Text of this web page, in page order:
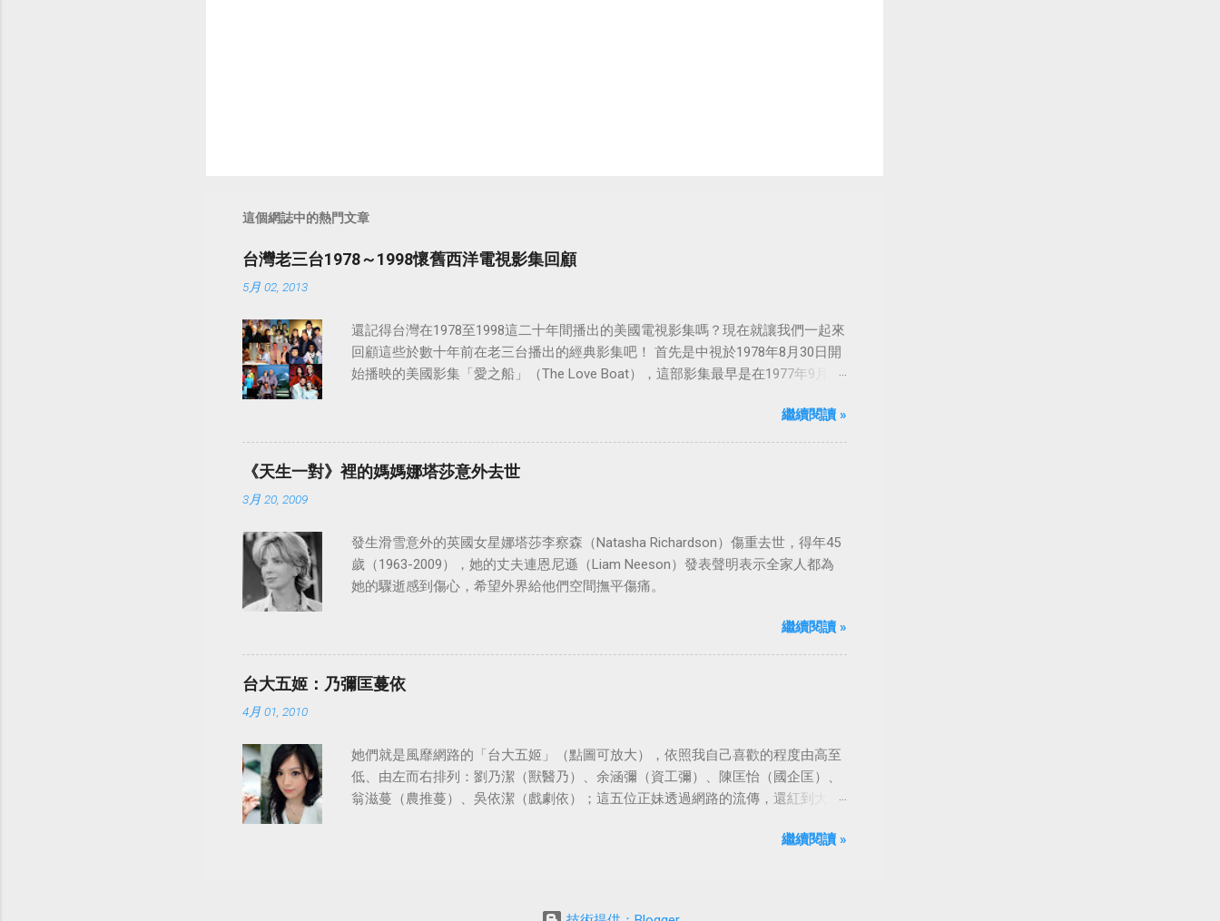
這個網誌中的熱門文章
台灣老三台1978～1998懷舊西洋電視影集回顧
5月 02, 2013
還記得台灣在1978至1998這二十年間播出的美國電視影集嗎？現在就讓我們一起來
回顧這些於數十年前在老三台播出的經典影集吧！ 首先是中視於1978年8月30日開
始播映的美國影集「愛之船」（The Love Boat），這部影集最早是在1977年9月24
繼續閱讀 »
《天生一對》裡的媽媽娜塔莎意外去世
3月 20, 2009
發生滑雪意外的英國女星娜塔莎李察森（Natasha Richardson）傷重去世，得年45
歲（1963-2009），她的丈夫連恩尼遜（Liam Neeson）發表聲明表示全家人都為
她的驟逝感到傷心，希望外界給他們空間撫平傷痛。
繼續閱讀 »
台大五姬：乃彌匡蔓依
4月 01, 2010
她們就是風靡網路的「台大五姬」（點圖可放大），依照我自己喜歡的程度由高至
低、由左而右排列：劉乃潔（獸醫乃）、余涵彌（資工彌）、陳匡怡（國企匡）、
翁滋蔓（農推蔓）、吳依潔（戲劇依）；這五位正妹透過網路的流傳，還紅到大
繼續閱讀 »